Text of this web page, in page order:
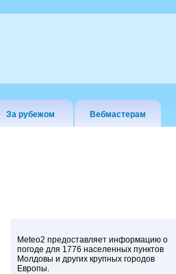
За рубежом Вебмастерам
Meteo2 предоставляет информацию о
погоде для 1776 населенных пунктов
Молдовы и других крупных городов
Европы.